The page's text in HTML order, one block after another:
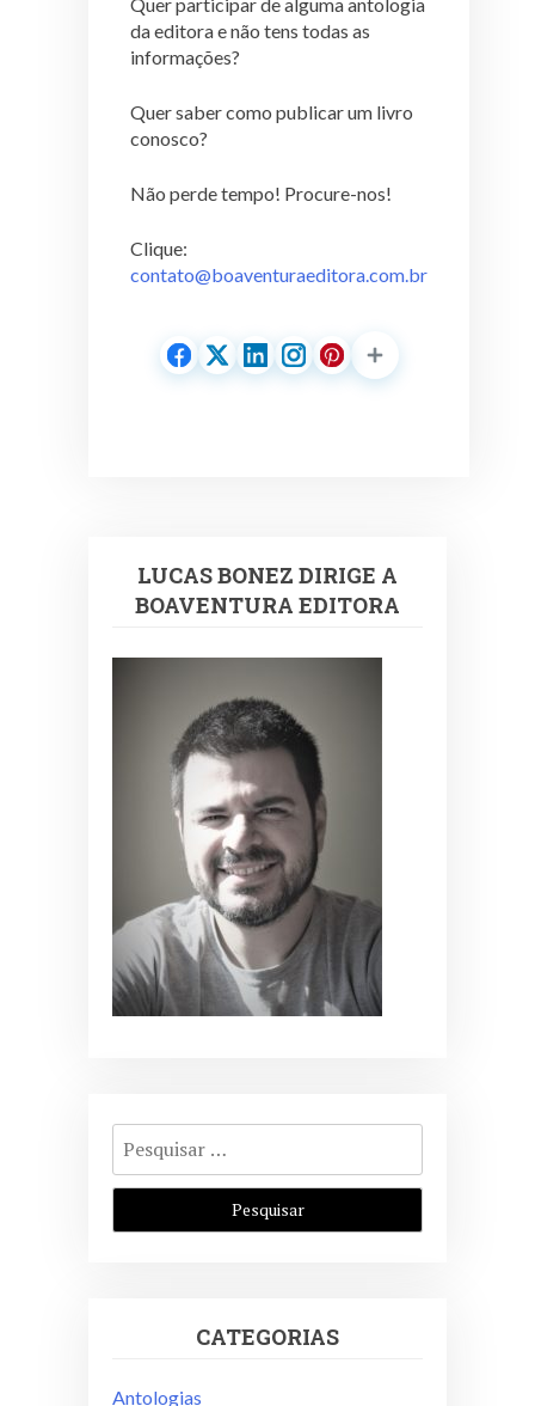
da editora e não tens todas as
informações?
Quer saber como publicar um livro
conosco?
Não perde tempo! Procure-nos!
Clique:
contato@boaventuraeditora.com.br
LUCAS BONEZ DIRIGE A
BOAVENTURA EDITORA
Pesquisar
por:
CATEGORIAS
Antologias